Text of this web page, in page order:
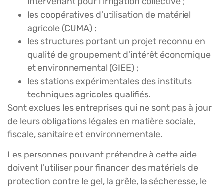
les coopératives d’utilisation de matériel
agricole (CUMA) ;
les structures portant un projet reconnu en
qualité de groupement d’intérêt économique
et environnemental (GIEE) ;
les stations expérimentales des instituts
techniques agricoles qualifiés.
Sont exclues les entreprises qui ne sont pas à jour
de leurs obligations légales en matière sociale,
fiscale, sanitaire et environnementale.
Les personnes pouvant prétendre à cette aide
doivent l’utiliser pour financer des matériels de
protection contre le gel, la grêle, la sécheresse, le